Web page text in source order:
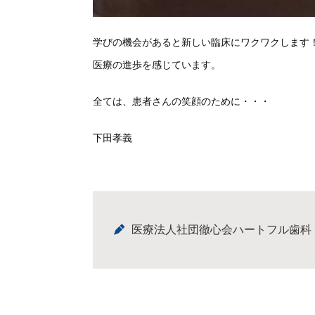
学びの機会があると新しい臨床にワクワクします
医療の進歩を感じています。
全ては、患者さんの笑顔のために・・・
下田孝義
医療法人社団徹心会ハートフル歯科